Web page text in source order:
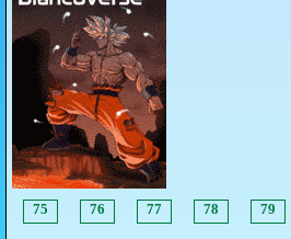
75 76 77 78 79